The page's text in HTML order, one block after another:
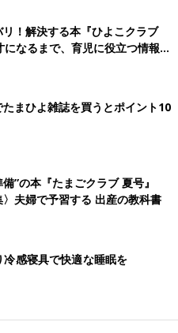
べばとりあえずパクっとして
だんだんと麺類やごはん、パ
好きになって、野菜をすすん
こっそり苦手な野菜を入れて
が、野菜とわかって美味しい
りしていませんでした。
ようになり、いまだに豚汁は
物です。
、えぐみや苦みがなくなり甘
てくれたのかなと思います。
らい、食に興味をもたせて食
らいの頃に、ごまをする時
とすりした瞬間によい風味が
～おいしそう』と、ごまに向
！解決する本『ひよこクラブ
なるまで、育児に役立つ情報が
まひよ雑誌を買うとポイント10
”の本『たまごクラブ 夏号』
〉夫婦で予習する 出産の教科書
冷感寝具で快適な睡眠を